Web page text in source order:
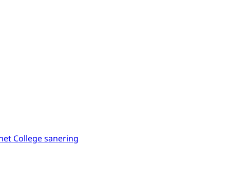
College sanering